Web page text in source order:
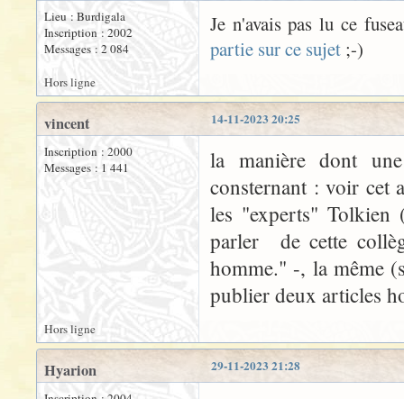
Lieu : Burdigala
Inscription : 2002
Messages : 2 084
Je n'avais pas lu ce
partie sur ce sujet ;-)
Hors ligne
14-11-2023 20:25
vincent
Inscription : 2000
Messages : 1 441
la manière dont
consternant : voir cet
les "experts" Tolkien
parler de cette
homme." -, la même
publier deux articles
Hors ligne
29-11-2023 21:28
Hyarion